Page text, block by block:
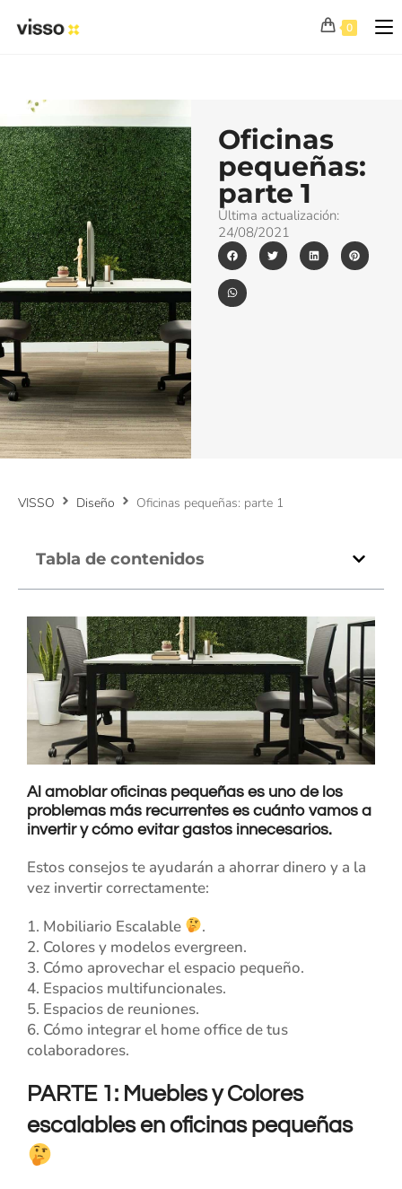
0
Oficinas
pequeñas:
parte 1
Última actualización:
24/08/2021
VISSO Diseño Oficinas pequeñas: parte 1
Tabla de contenidos
Al amoblar oficinas pequeñas es uno de los
problemas más recurrentes es cuánto vamos a
invertir y cómo evitar gastos innecesarios.
Estos consejos te ayudarán a ahorrar dinero y a la
vez invertir correctamente:
1. Mobiliario Escalable
.
2. Colores y modelos evergreen.
3. Cómo aprovechar el espacio pequeño.
4. Espacios multifuncionales.
5. Espacios de reuniones.
6. Cómo integrar el home office de tus
colaboradores.
PARTE 1: Muebles y Colores
escalables en oficinas pequeñas